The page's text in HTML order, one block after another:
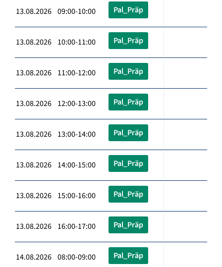
13.08.2026 09:00-10:00 Pal_Präp
13.08.2026 10:00-11:00 Pal_Präp
13.08.2026 11:00-12:00 Pal_Präp
13.08.2026 12:00-13:00 Pal_Präp
13.08.2026 13:00-14:00 Pal_Präp
13.08.2026 14:00-15:00 Pal_Präp
13.08.2026 15:00-16:00 Pal_Präp
13.08.2026 16:00-17:00 Pal_Präp
14.08.2026 08:00-09:00 Pal_Präp